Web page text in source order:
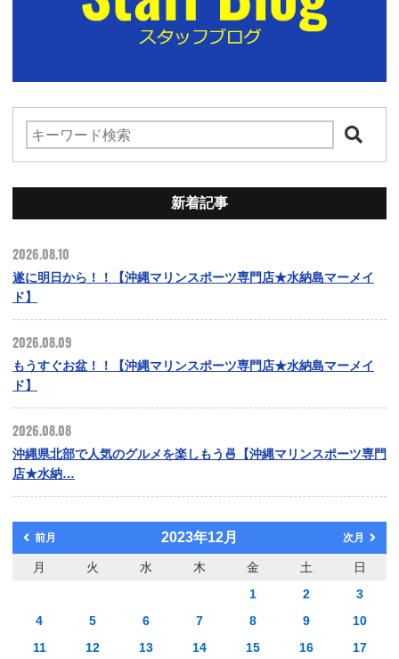
新着記事
2026.08.10
遂に明日から！！【沖縄マリンスポーツ専門店★水納島マーメイ
ド】
2026.08.09
もうすぐお盆！！【沖縄マリンスポーツ専門店★水納島マーメイ
ド】
2026.08.08
沖縄県北部で人気のグルメを楽しもう🍜【沖縄マリンスポーツ専門
店★水納…
前月 2023年12月 次月
月 火 水 木 金 土
日
1
2
3
4
5 6 7 8 9
10
11
12 13 14 15 16
17